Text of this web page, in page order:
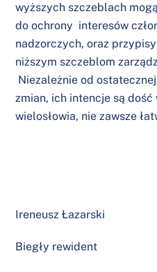
wyższych szczeblach
do ochrony interesów
nadzorczych, oraz
niższym szczeblom
Niezależnie od
zmian, ich intencje są
wielosłowia, nie zawsze
Ireneusz Łazarski
Biegły rewident